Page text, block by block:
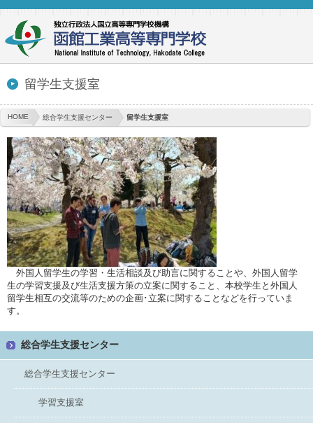
留学生支援室
HOME 総合学生支援センター 留学生支援室
外国人留学生の学習・生活相談及び助言に関することや、外国人留学
生の学習支援及び生活支援方策の立案に関すること、本校学生と外国人
留学生相互の交流等のための企画･立案に関することなどを行っていま
す。
総合学生支援センター
総合学生支援センター
学習支援室